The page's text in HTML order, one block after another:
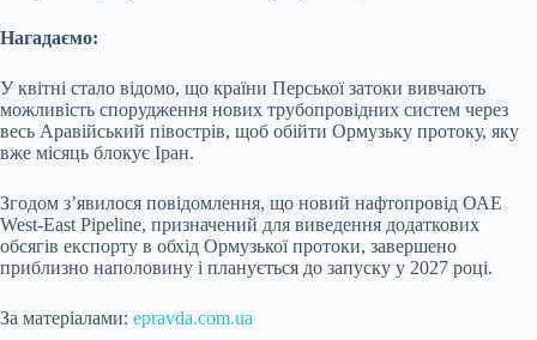
Нагадаємо:
У квітні стало відомо, що країни Перської затоки вивчають
можливість спорудження нових трубопровідних систем через
весь Аравійський півострів, щоб обійти Ормузьку протоку, яку
вже місяць блокує Іран.
Згодом з’явилося повідомлення, що новий нафтопровід ОАЕ
West-East Pipeline, призначений для виведення додаткових
обсягів експорту в обхід Ормузької протоки, завершено
приблизно наполовину і планується до запуску у 2027 році.
За матеріалами: epravda.com.ua